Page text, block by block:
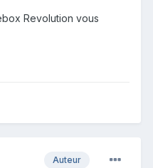
Revolution vous
Auteur